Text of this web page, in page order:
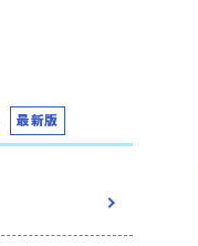
最新版